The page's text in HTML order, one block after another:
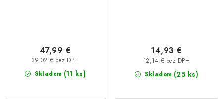
Skladom (11 ks)
39,02 € bez DPH
47,99 €
Skladom (25 ks)
12,14 € bez DPH
14,93 €